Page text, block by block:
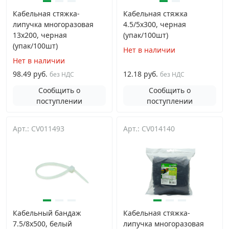
Кабельная стяжка-
липучка многоразовая
13х200, черная
(упак/100шт)
Нет в наличии
98.49 руб. без НДС
Сообщить о
поступлении
Кабельная стяжка
4.5/5х300, черная
(упак/100шт)
Нет в наличии
12.18 руб. без НДС
Сообщить о
поступлении
Арт.: CV011493
Кабельный бандаж
7.5/8х500, белый
Арт.: CV014140
Кабельная стяжка-
липучка многоразовая